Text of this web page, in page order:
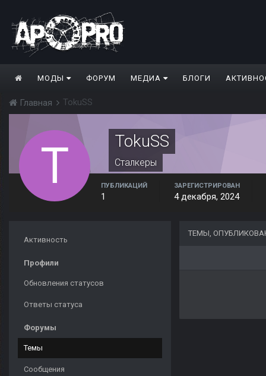
МОДЫ ФОРУМ МЕДИА БЛОГИ
Главная TokuSS
TokuSS
Сталкеры
ПУБЛИКАЦИЙ
1
ЗАРЕГИСТРИРОВАН
4 декабря, 2024
Активность
Профили
Обновления статусов
Ответы статуса
Форумы
Темы
Сообщения
ТЕМЫ,